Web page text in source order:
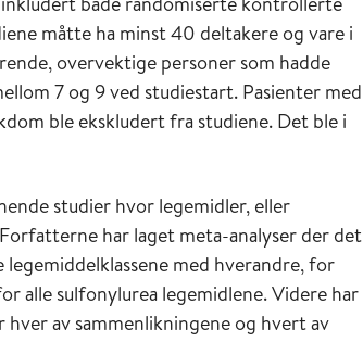
måtte ha minst 40 deltakere og vare i
overvektige personer som hadde
7 og 9 ved studiestart. Pasienter med
ble ekskludert fra studiene. Det ble i
studier hvor legemidler, eller
har laget meta-analyser der det
med hverandre, for
alle sulfonylurea legemidlene. Videre har
av sammenlikningene og hvert av